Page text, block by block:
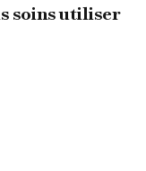
soins utiliser